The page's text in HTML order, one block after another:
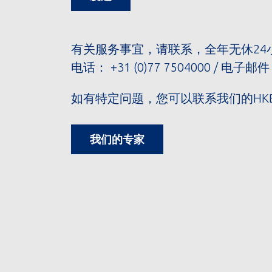
有关服务事宜，请联系，全年无休
电话： +31 (0)77 7504000 / 电子邮
如有特定问题，您可以联系我们的
我们的专家